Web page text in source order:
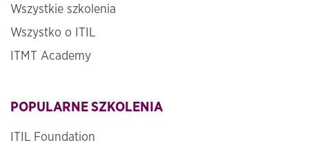
Wszystkie szkolenia
Wszystko o ITIL
ITMT Academy
POPULARNE SZKOLENIA
ITIL Foundation